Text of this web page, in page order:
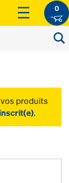
0
produits
inscrit(e).